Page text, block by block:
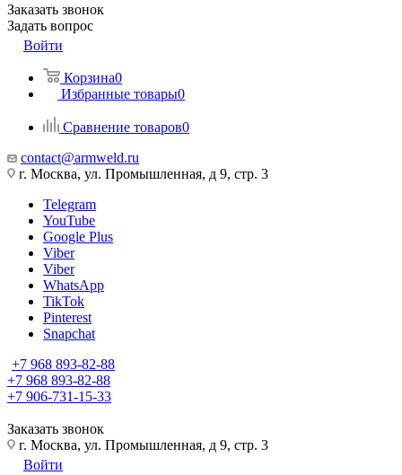
Заказать звонок
Задать вопрос
Войти
Корзина0
Избранные товары0
Сравнение товаров0
contact@armweld.ru
г. Москва, ул. Промышленная, д 9, стр. 3
Telegram
YouTube
Google Plus
Viber
Viber
WhatsApp
TikTok
Pinterest
Snapchat
+7 968 893-82-88
+7 968 893-82-88
+7 906-731-15-33
Заказать звонок
г. Москва, ул. Промышленная, д 9, стр. 3
Войти